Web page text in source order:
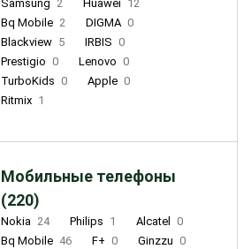
Samsung 2 Huawei 12
Bq Mobile 2 DIGMA 0
Blackview 5 IRBIS 0
Prestigio 0 Lenovo 0
TurboKids 0 Apple 0
Ritmix 1
Мобильные телефоны
(220)
Nokia 24 Philips 1 Alcatel
0
Bq Mobile 46 F+ 0 Ginzzu 0